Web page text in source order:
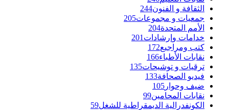
الثقافة و الفنون244
جمعيات و مجموعات205
الأمم المتحدة204
خدامات وإرشادات 201
كتب ومراجيع172
نقابات الأطباء166
ترقيات و توشيحات135
فيديو الصحافة133
ضيف وحوار 105
نقابات المحامين99
الكونفدرالية الديمقراطية للشغل59